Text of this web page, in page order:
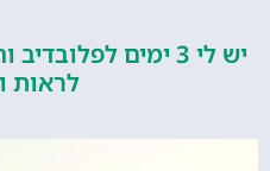
יש לי 3 ימים לפלובדיב
לראות ולעשות